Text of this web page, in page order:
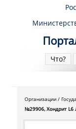
Что?
Организации
№29906, Хондрит L6